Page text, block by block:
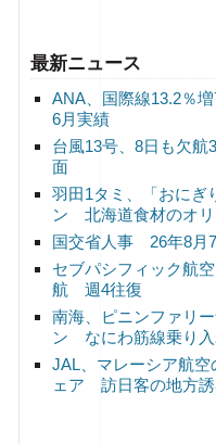
最新ニュース
ANA、国際線13.2％
6月実績
台風13号、8日も欠
面
羽田1タミ、「おにぎ
ン 北海道食材のオリ
国交省人事 26年8月7
セブパシフィック航
航 週4往復
南海、ピニンファリ
ン なにわ筋線乗り
JAL、マレーシア航
ェア 訪日客の地方